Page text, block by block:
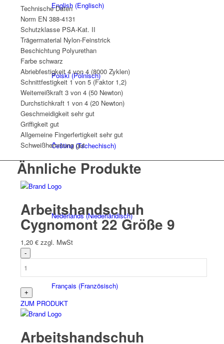
English(Englisch)
Polski(Polnisch)
Čeština(Tschechisch)
Nederlands(Niederländisch)
Français (Französisch)
Technische Daten
Norm EN 388-4131
Schutzklasse PSA-Kat. II
Trägermaterial Nylon-Feinstrick
Beschichtung Polyurethan
Farbe schwarz
Abriebfestigkeit 4 von 4 (8000 Zyklen)
Schnittfestigkeit 1 von 5 (Faktor 1,2)
Weiterreißkraft 3 von 4 (50 Newton)
Durchstichkraft 1 von 4 (20 Newton)
Geschmeidigkeit sehr gut
Griffigkeit gut
Allgemeine Fingerfertigkeit sehr gut
Schweißhemmung gut
Ähnliche Produkte
Arbeitshandschuh
Cygnomont 22 Größe 9
1,20 € zzgl. MwSt
ZUM PRODUKT
Arbeitshandschuh